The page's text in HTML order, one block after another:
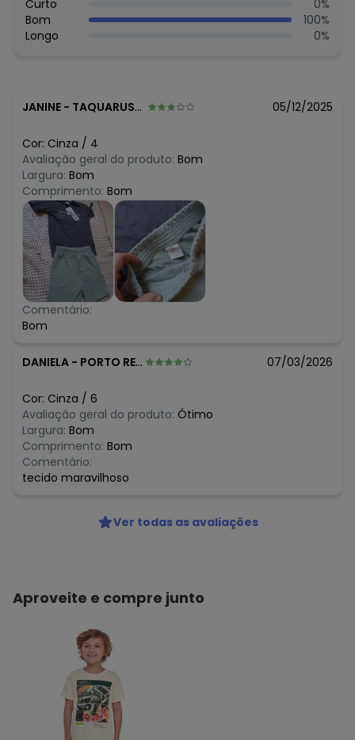
agosto/2026
R$ 47,97
julho/2026 N/D*
junho/2026 N/D*
fevereiro/2026 R$ 31,98
Curto
0%
Bom
100%
Longo
0%
JANINE - TAQUARUSSU - MS 05/12/2025
Cor: Cinza / 4
Avaliação geral do produto: Bom
Largura: Bom
Comprimento: Bom
Comentário:
Bom
DANIELA - PORTO REAL DO COLEGIO - AL 07/03/2026
Cor: Cinza / 6
Avaliação geral do produto: Ótimo
Largura: Bom
Comprimento: Bom
Comentário:
tecido maravilhoso
Ver todas as avaliações
Aproveite e compre junto